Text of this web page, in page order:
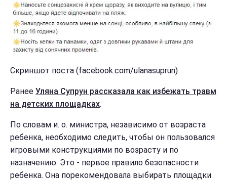
Скриншот поста (facebook.com/ulanasuprun)
Ранее Уляна Супрун рассказала как избежать травм
на детских площадках.
По словам и. о. министра, независимо от возраста
ребенка, необходимо следить, чтобы он пользовался
игровыми конструкциями по возрасту и по
назначению. Это - первое правило безопасности
ребенка. Она порекомендовала выбирать площадки